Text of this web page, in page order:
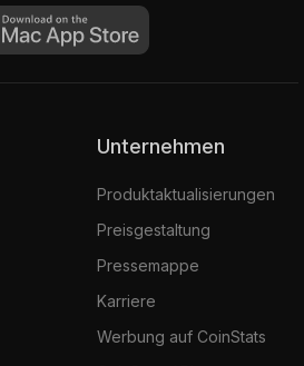
Unternehmen
Produktaktualisierungen
Preisgestaltung
Pressemappe
Karriere
Werbung auf CoinStats